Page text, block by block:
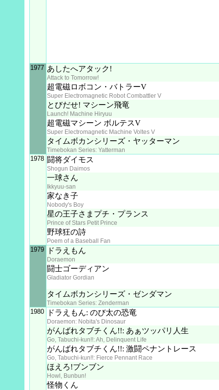
1977 あしたへアタック!
Attack to Tomorrow!
超電磁ロボコン・バトラーV
Super Electromagnetic Robot Combattler V
とびだせ! マシーン飛竜
Launch! Machine Hiryuu
超電磁マシーン ボルテスV
Super Electromagnetic Machine Voltes V
タイムボカンシリーズ・ヤッターマン
Timebokan Series: Yatterman
1978 闘将ダイモス
Shogun Daimos
一球さん
Ikkyuu-san
家なき子
Nobody's Boy
星の王子さまプチ・プランス
Prince of Stars Petit Prince
野球狂の詩
Poem of a Baseball Fan
1979 ドラえもん
Doraemon
闘士ゴーディアン
Gladiator Gordian
タイムボカンシリーズ・ゼンダマン
Timebokan Series: Zenderman
1980 ドラえもん: のび太の恐竜
Doraemon: Nobita's Dinosaur
がんばれタブチくん!!: あぁツッパリ人生
Go, Tabuchi-kun!!: Ah, Delinquent Life
がんばれタブチくん!!: 激闘ペナントレース
Go, Tabuchi-kun!!: Fierce Pennant Race
ほえろ!ブンブン
Howl, Bunbun!
怪物くん